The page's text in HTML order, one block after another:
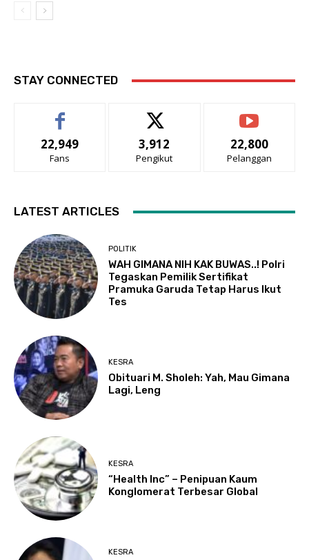
STAY CONNECTED
22,949
Fans
3,912
Pengikut
22,800
Pelanggan
LATEST ARTICLES
POLITIK
WAH GIMANA NIH KAK BUWAS..! Polri
Tegaskan Pemilik Sertifikat
Pramuka Garuda Tetap Harus Ikut
Tes
KESRA
Obituari M. Sholeh: Yah, Mau Gimana
Lagi, Leng
KESRA
“Health Inc” – Penipuan Kaum
Konglomerat Terbesar Global
KESRA